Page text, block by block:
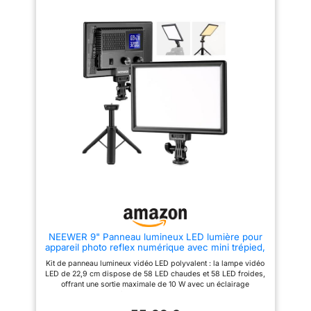
rapide universelle 9 V :
simplifiez la gestion de votre
équipement. Ce chargeur pour
batteries EN-EL3e se distingue
par une charge rapide
simultanée de 9 V (pour
batteries d'origine et tiers) et
vous ramène plus rapidement à
la prise de vue. Un écran LED
une vue d'ensemble claire de
l'état de chaque baie.
Compatibilité complète EN-
EL3e : votre réserve
compatible avec les appareils
batterie d'origine EN-EL3e, tels
que les appareils photo reflex
D90, D100, D200, D300,
D300S, D700. Circuit de
protection professionnel : le
distances et prenez des photos
mobiles. Taille de poche: La
taille de la lampe photo LED est
de 15 x 8 x 1,8 cm, ce qui
correspond à peu près à la
ou porté dans votre main, poids
léger et charge légère, ce qui
est très pratique pour les
photographes / vidéastes, pour
ajuster la couleur de la lumière
des couleurs de 0 à 100 % et
utiliser 3 modes d’éclairage, qui
un éclairage à double
température de couleur, mais
également créer une variété
NEEWER 9" Panneau lumineux LED lumière pour
appareil photo reflex numérique avec mini trépied,
5600K CRI95 + 600Lux photographie vidéo
streamingt, NL-116AI
Kit de panneau lumineux vidéo LED polyvalent : la lampe vidéo
LED de 22,9 cm dispose de 58 LED chaudes et 58 LED froides,
offrant une sortie maximale de 10 W avec un éclairage